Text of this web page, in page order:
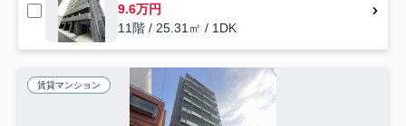
9.6万円
11階 / 25.31㎡ / 1DK
賃貸マンション